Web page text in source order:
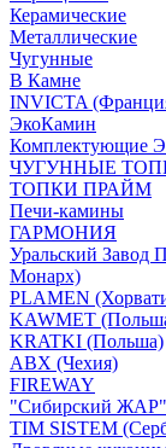
Керамические
Металлические
Чугунные
В Камне
INVICTA
ЭкоКамин
Комплектующие
ЧУГУННЫЕ
ТОПКИ ПРАЙМ
Печи-камины
ГАРМОНИЯ
Уральский Завод
Монарх)
PLAMEN
KAWMET
KRATKI (Польша)
ABX (Чехия)
FIREWAY
"Сибирский ЖАР"
TIM SISTEM